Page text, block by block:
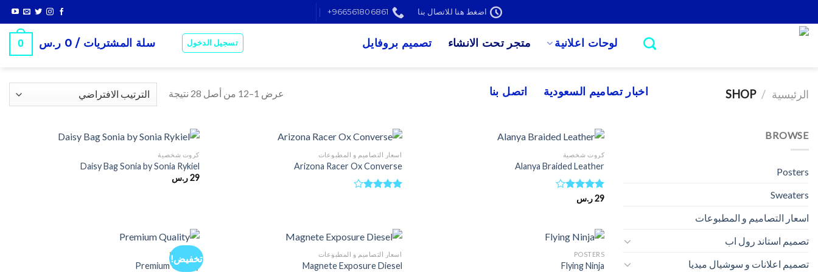
to
content
اضغط هنا للاتصال بنا 966561806861+
لوحات اعلانية متجر تحت الانشاء تصميم بروفايل
اخبار تصاميم السعودية اتصل بنا
تسجيل الدخول سلة المشتريات / 0 ر.س 0
الرئيسية /
SHOP عرض 1–12 من أصل 28 نتيجة
BROWSE
Posters
Sweaters
اسعار التصاميم و المطبوعات
تصميم استاند رول اب
تصميم اعلانات و سوشيال ميديا
كروت شخصية
Alanya Braided Leather
تم
5
29ر.س
اسعار التصاميم و المطبوعات
Arizona Racer Ox Converse
5
كروت شخصية
Daisy Bag Sonia by Sonia Rykiel
29ر.س
POSTERS
Flying Ninja
اسعار التصاميم و المطبوعات
Magnete Exposure Diesel
تخفيض!
POSTERS
Premium Quality